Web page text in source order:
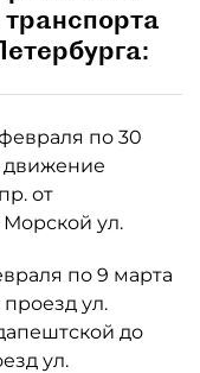
по 30
движение
от
ул.
по 9 марта
проезд ул.
до
ул.